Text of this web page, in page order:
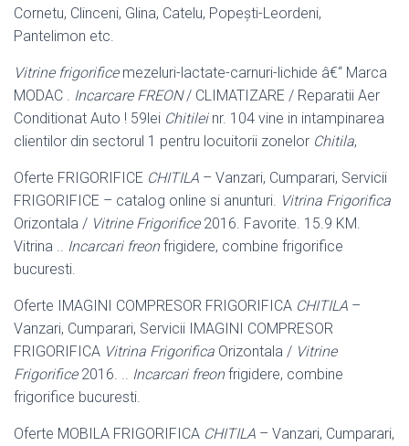
Cornetu, Clinceni, Glina, Catelu, Popești-Leordeni,
Pantelimon etc.
Vitrine frigorificemezeluri-lactate-carnuri-lichide â€“ Marca
MODAC . Incarcare FREON/ CLIMATIZARE / Reparatii Aer
Conditionat Auto ! 59lei Chitileinr. 104 vine in intampinarea
clientilor din sectorul 1 pentru locuitorii zonelor Chitila,
Oferte FRIGORIFICE CHITILA – Vanzari, Cumparari, Servicii
FRIGORIFICE – catalog online si anunturi. Vitrina Frigorifica
Orizontala / Vitrine Frigorifice2016. Favorite. 15.9 KM.
Vitrina .. Incarcari freonfrigidere, combine frigorifice
bucuresti.
Oferte IMAGINI COMPRESOR FRIGORIFICA CHITILA –
Vanzari, Cumparari, Servicii IMAGINI COMPRESOR
FRIGORIFICA Vitrina Frigorifica Orizontala / Vitrine
Frigorifice2016. .. Incarcari freonfrigidere, combine
frigorifice bucuresti.
Oferte MOBILA FRIGORIFICA CHITILA – Vanzari, Cumparari,